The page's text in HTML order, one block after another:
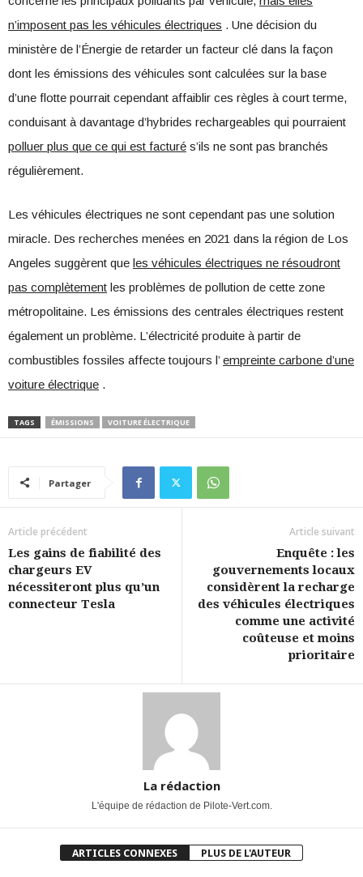
n’imposent pas les véhicules électriques . Une décision du
ministère de l’Énergie de retarder un facteur clé dans la façon
dont les émissions des véhicules sont calculées sur la base
d’une flotte pourrait cependant affaiblir ces règles à court terme,
conduisant à davantage d’hybrides rechargeables qui pourraient
polluer plus que ce qui est facturé s’ils ne sont pas branchés
régulièrement.
Les véhicules électriques ne sont cependant pas une solution
miracle. Des recherches menées en 2021 dans la région de Los
Angeles suggèrent que les véhicules électriques ne résoudront
pas complètement les problèmes de pollution de cette zone
métropolitaine. Les émissions des centrales électriques restent
également un problème. L’électricité produite à partir de
combustibles fossiles affecte toujours l’empreinte carbone d’une
voiture électrique .
TAGS ÉMISSIONS VOITURE ÉLECTRIQUE
Partager
Article précédent
Les gains de fiabilité des
chargeurs EV
nécessiteront plus qu’un
connecteur Tesla
Article suivant
Enquête : les
gouvernements locaux
considèrent la recharge
des véhicules électriques
comme une activité
coûteuse et moins
prioritaire
La rédaction
L'équipe de rédaction de Pilote-Vert.com.
ARTICLES CONNEXES PLUS DE L'AUTEUR